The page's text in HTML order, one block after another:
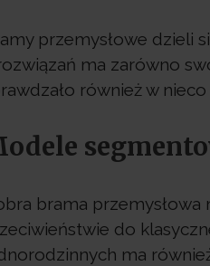
przemysłowe dzieli
ma zarówno
również w
brama
do
ma